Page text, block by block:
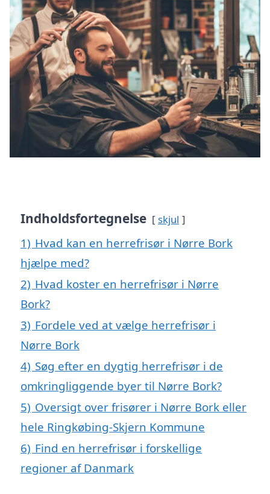
Indholdsfortegnelse skjul
1) Hvad kan en herrefrisør i Nørre Bork
hjælpe med?
2) Hvad koster en herrefrisør i Nørre
Bork?
3) Fordele ved at vælge herrefrisør i
Nørre Bork
4) Søg efter en dygtig herrefrisør i de
omkringliggende byer til Nørre Bork?
5) Oversigt over frisører i Nørre Bork eller
hele Ringkøbing-Skjern Kommune
6) Find en herrefrisør i forskellige
regioner af Danmark